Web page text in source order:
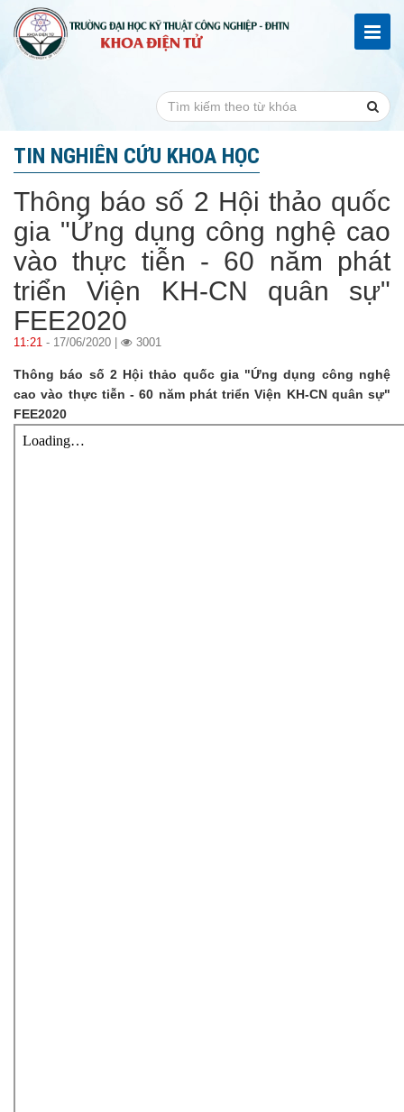
TIN NGHIÊN CỨU KHOA HỌC
Thông báo số 2 Hội thảo quốc
gia "Ứng dụng công nghệ cao
vào thực tiễn - 60 năm phát
triển Viện KH-CN quân sự"
FEE2020
11:21 - 17/06/2020 | 3001
Thông báo số 2 Hội thảo quốc gia "Ứng dụng công nghệ
cao vào thực tiễn - 60 năm phát triển Viện KH-CN quân sự"
FEE2020